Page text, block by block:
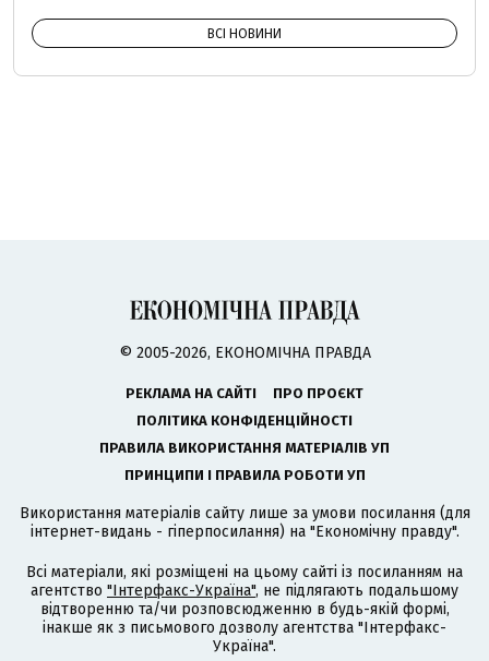
ВСІ НОВИНИ
© 2005-2026, ЕКОНОМІЧНА ПРАВДА
РЕКЛАМА НА САЙТІ
ПРО ПРОЄКТ
ПОЛІТИКА КОНФІДЕНЦІЙНОСТІ
ПРАВИЛА ВИКОРИСТАННЯ МАТЕРІАЛІВ УП
ПРИНЦИПИ І ПРАВИЛА РОБОТИ УП
Використання матеріалів сайту лише за умови посилання (для
інтернет-видань - гіперпосилання) на "Економічну правду".
Всі матеріали, які розміщені на цьому сайті із посиланням на
агентство "Інтерфакс-Україна", не підлягають подальшому
відтворенню та/чи розповсюдженню в будь-якій формі,
інакше як з письмового дозволу агентства "Інтерфакс-
Україна".